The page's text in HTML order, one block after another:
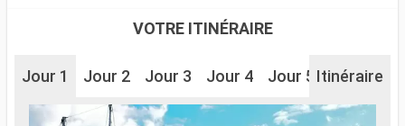
VOTRE ITINÉRAIRE
Jour 1 Jour 2 Jour 3 Jour 4 Jour 5 Jour 6
Itinéraire